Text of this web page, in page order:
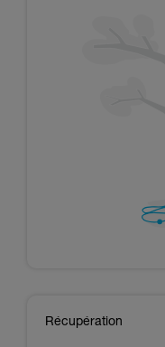
Récupération